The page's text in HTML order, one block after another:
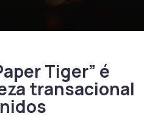
Tiger” é
transacional